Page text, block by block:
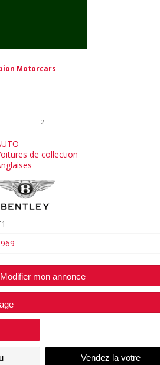
Motorcars
2
de collection
Modifier mon annonce